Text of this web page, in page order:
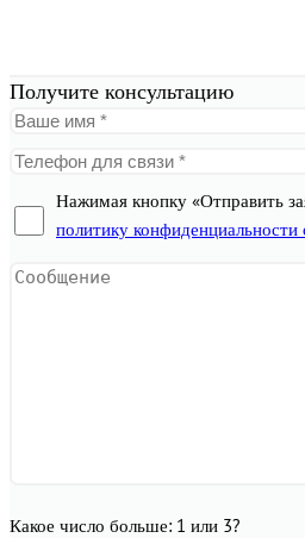
Получите консультацию
Нажимая кнопку «Отправить
политику конфиденциальности
Какое число больше: 1 или 3?